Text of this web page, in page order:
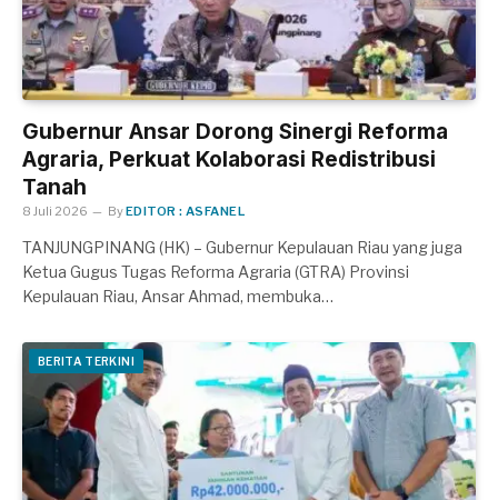
Gubernur Ansar Dorong Sinergi Reforma
Agraria, Perkuat Kolaborasi Redistribusi
Tanah
8 Juli 2026 ByEDITOR : ASFANEL
TANJUNGPINANG (HK) – Gubernur Kepulauan Riau yang juga
Ketua Gugus Tugas Reforma Agraria (GTRA) Provinsi
Kepulauan Riau, Ansar Ahmad, membuka…
BERITA TERKINI